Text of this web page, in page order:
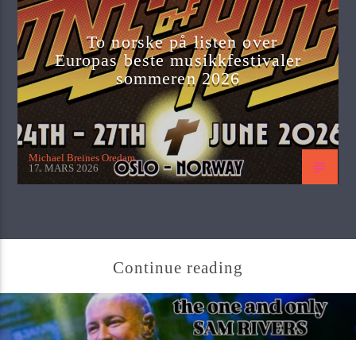
To norske på listen over
Europas beste musikkfestivaler
sommeren 2026
Michael Breines Oredam
17. MARS 2026
Continue reading
Next post